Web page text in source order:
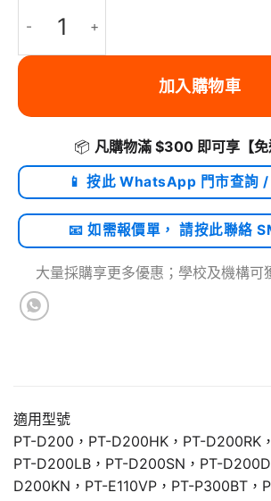
加入購物車
📦 凡購物滿 $300 即可享 【
📱 按此 WhatsApp 門市查詢 /
📧 如需報價單， 請按此聯絡
大量採購享更多優惠；學校及機構可
適用型號
PT-D200，PT-D200HK，PT-D200RK
PT-D200LB，PT-D200SN，PT-
D200KN，PT-E110VP，PT-P300BT，